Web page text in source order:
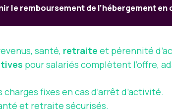
le remboursement de l’hébergement
santé, retraite et pérennité
pour salariés complètent l’offre,
charges fixes en cas d’arrêt d’activité.
et retraite sécurisés.